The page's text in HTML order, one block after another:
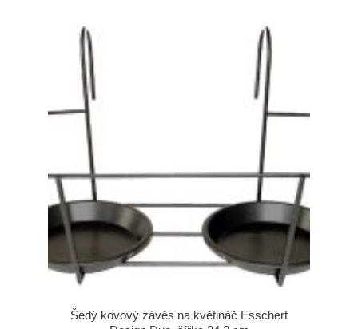
Šedý kovový závěs na květináč Esschert